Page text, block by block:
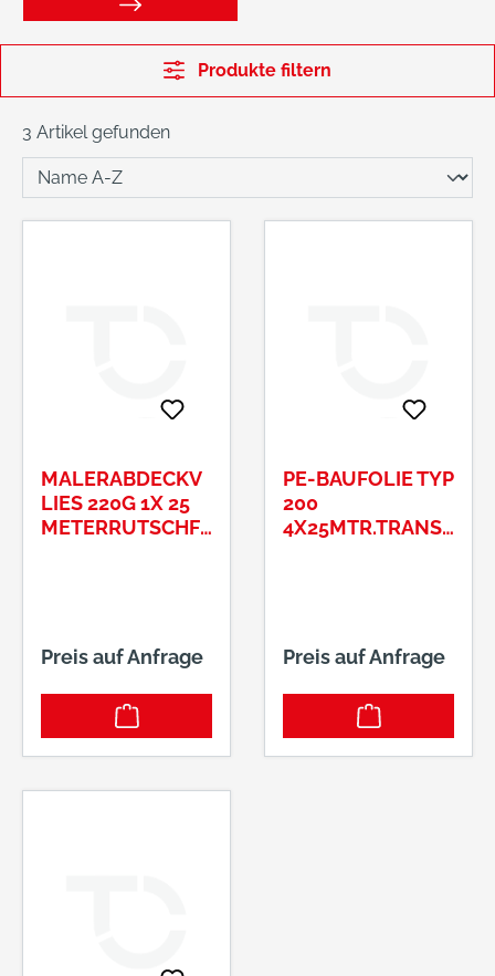
Produkte filtern
3 Artikel gefunden
MALERABDECKV
LIES 220G 1X 25
METERRUTSCHFE
Preis auf Anfrage
PE-BAUFOLIE TYP
200
4X25MTR.TRANSL
Preis auf Anfrage